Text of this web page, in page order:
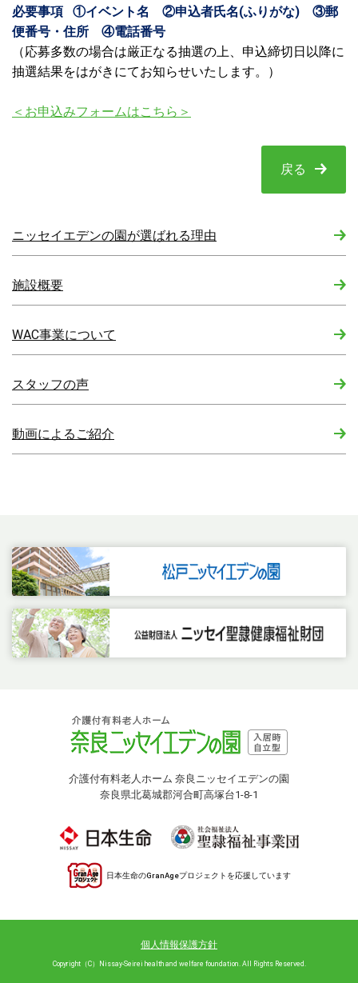
必要事項 ①イベント名 ②申込者氏名(ふりがな) ③郵
便番号・住所 ④電話番号
（応募多数の場合は厳正なる抽選の上、申込締切日以降に
抽選結果をはがきにてお知らせいたします。）
＜お申込みフォームはこちら＞
戻る
ニッセイエデンの園が選ばれる理由
施設概要
WAC事業について
スタッフの声
動画によるご紹介
介護付有料老人ホーム 奈良ニッセイエデンの園
奈良県北葛城郡河合町高塚台1-8-1
日本生命のGranAgeプロジェクトを応援しています
個人情報保護方針
Copyright（C）Nissay-Seirei health and welfare foundation. All Rights Reserved.